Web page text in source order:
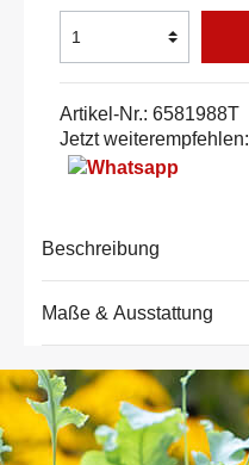
Artikel-Nr.: 6581988T
Jetzt weiterempfehlen:
Beschreibung
Maße & Ausstattung